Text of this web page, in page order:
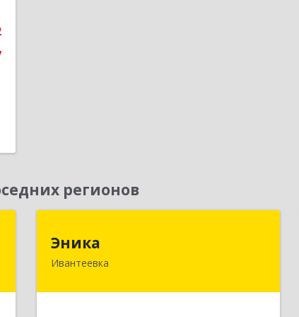
регионов
Эника
Ивантеевка